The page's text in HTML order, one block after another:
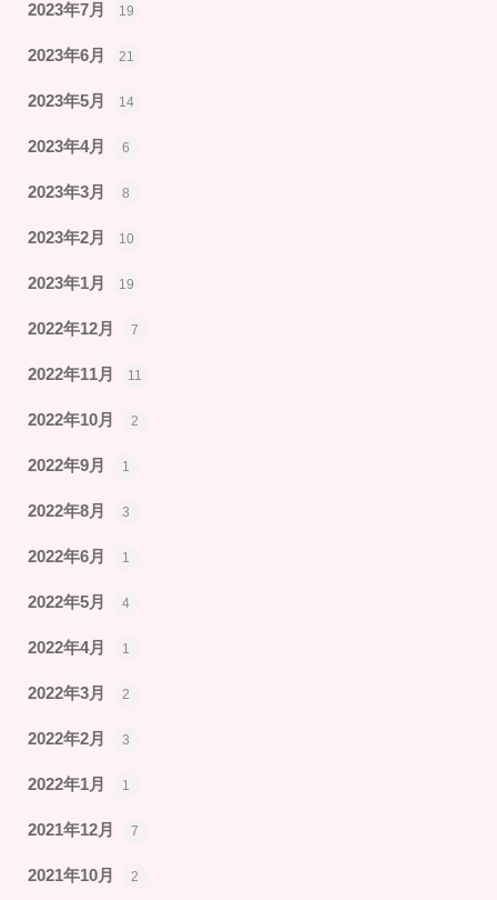
2023年7月 19
2023年6月 21
2023年5月 14
2023年4月 6
2023年3月 8
2023年2月 10
2023年1月 19
2022年12月 7
2022年11月 11
2022年10月 2
2022年9月 1
2022年8月 3
2022年6月 1
2022年5月 4
2022年4月 1
2022年3月 2
2022年2月 3
2022年1月 1
2021年12月 7
2021年10月 2